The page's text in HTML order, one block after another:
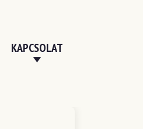
KAPCSOLAT